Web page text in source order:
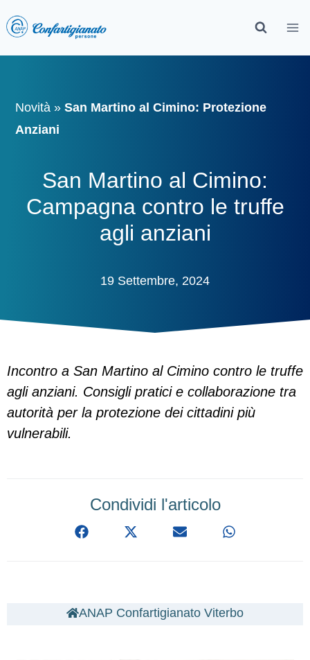
Novità »San Martino al Cimino: Protezione
Anziani
San Martino al Cimino:
Campagna contro le truffe
agli anziani
19 Settembre, 2024
Incontro a San Martino al Cimino contro le truffe
agli anziani. Consigli pratici e collaborazione tra
autorità per la protezione dei cittadini più
vulnerabili.
Condividi l'articolo
ANAP Confartigianato Viterbo